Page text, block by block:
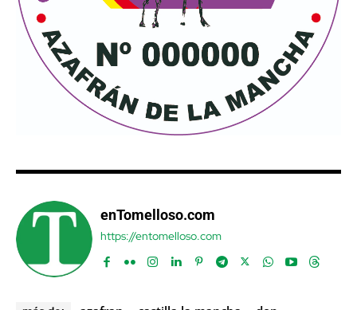
enTomelloso.com
https://entomelloso.com